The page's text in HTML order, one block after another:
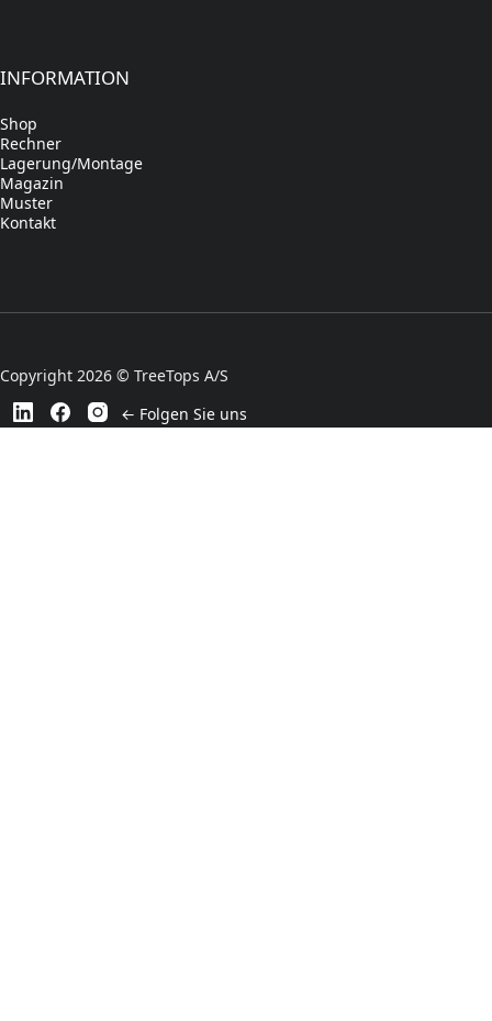
INFORMATION
Shop
Rechner
Lagerung/Montage
Magazin
Muster
Kontakt
Copyright 2026 © TreeTops A/S
← Folgen Sie uns